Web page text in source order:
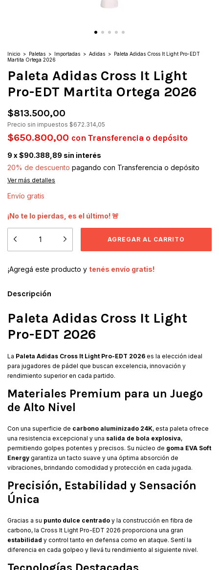
Inicio > Paletas > Importadas > Adidas > Paleta Adidas Cross It Light Pro-EDT
Martita Ortega 2026
Paleta Adidas Cross It Light
Pro-EDT Martita Ortega 2026
$813.500,00
Precio sin impuestos $672.314,05
$650.800,00 con Transferencia o depósito
9 x$90.388,89 sin interés
20% de descuento pagando con Transferencia o depósito
Ver más detalles
Envío gratis
¡No te lo pierdas, es el último! 🚨
¡Agregá este producto y tenés envío gratis!
Descripción
Paleta Adidas Cross It Light
Pro-EDT 2026
La Paleta Adidas Cross It Light Pro-EDT 2026 es la elección ideal
para jugadores de pádel que buscan excelencia, innovación y
rendimiento superior en cada partido.
Materiales Premium para un Juego
de Alto Nivel
Con una superficie de carbono aluminizado 24K, esta paleta ofrece
una resistencia excepcional y una salida de bola explosiva,
permitiendo golpes potentes y precisos. Su núcleo de goma EVA Soft
Energy garantiza un tacto suave y una óptima absorción de
vibraciones, brindando comodidad y protección en cada jugada.
Precisión, Estabilidad y Sensación
Única
Gracias a su punto dulce centrado y la construcción en fibra de
carbono, la Cross It Light Pro-EDT 2026 proporciona una gran
estabilidad y control tanto en defensa como en ataque. Sentí la
diferencia en cada golpeo y llevá tu rendimiento al siguiente nivel.